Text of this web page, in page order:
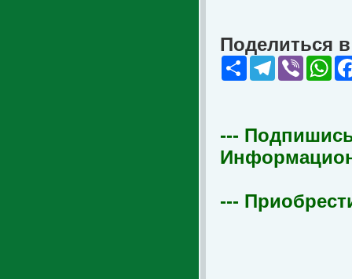
Поделиться
Share Telegram
Viber
---
---